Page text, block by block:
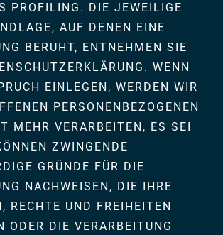
PROFILING. DIE JEWEILIGE
AUF DENEN EINE
BERUHT, ENTNEHMEN SIE
WENN
EINLEGEN, WERDEN WIR
PERSONENBEZOGENEN
MEHR VERARBEITEN, ES SEI
ZWINGENDE
GRÜNDE FÜR DIE
NACHWEISEN, DIE IHRE
RECHTE UND FREIHEITEN
ODER DIE VERARBEITUNG